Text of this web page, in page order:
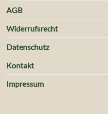
AGB
Widerrufsrecht
Datenschutz
Kontakt
Impressum